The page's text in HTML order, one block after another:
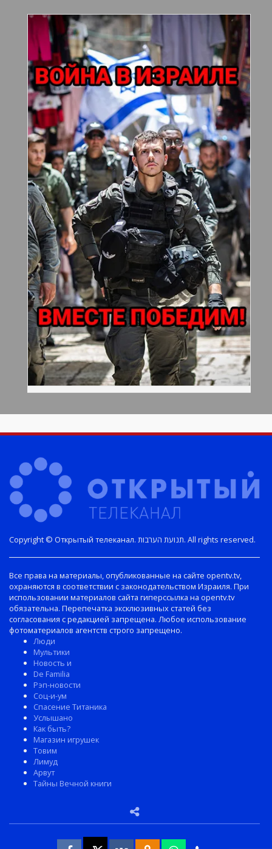
Copyright © Открытый телеканал. תנועת הערבות. All rights reserved.
Все права на материалы, опубликованные на сайте opentv.tv,
охраняются в соответствии с законодательством Израиля. При
использовании материалов сайта гиперссылка на opentv.tv
обязательна. Перепечатка эксклюзивных статей без
согласования с редакцией запрещена. Любое использование
фотоматериалов агентств строго запрещено.
Люди
Мультики
Новость и
De Familia
Рэп-новости
Соц-и-ум
Спасение Титаника
Услышано
Как быть?
Магазин игрушек
Товим
Лимуд
Арвут
Тайны Вечной книги